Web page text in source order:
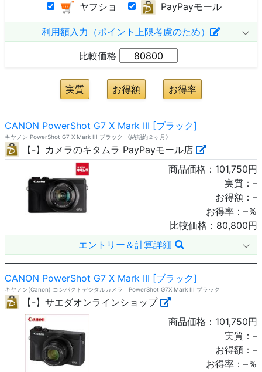
ヤフショ PayPayモール
利用額入力（ポイント上限考慮のため）
比較価格
CANON PowerShot G7 X Mark III [ブラック]
キヤノン PowerShot G7 X Mark III ブラック 《納期約２ヶ月》
【-】カメラのキタムラ PayPayモール店
商品価格： 101,750円
実質： –
お得額： –
お得率： –％
比較価格： 80,800円
エントリー＆計算詳細
CANON PowerShot G7 X Mark III [ブラック]
キヤノン(Canon) コンパクトデジタルカメラ PowerShot G7X Mark III ブラック
【-】サエダオンラインショップ
商品価格： 101,750円
実質： –
お得額： –
お得率： –％